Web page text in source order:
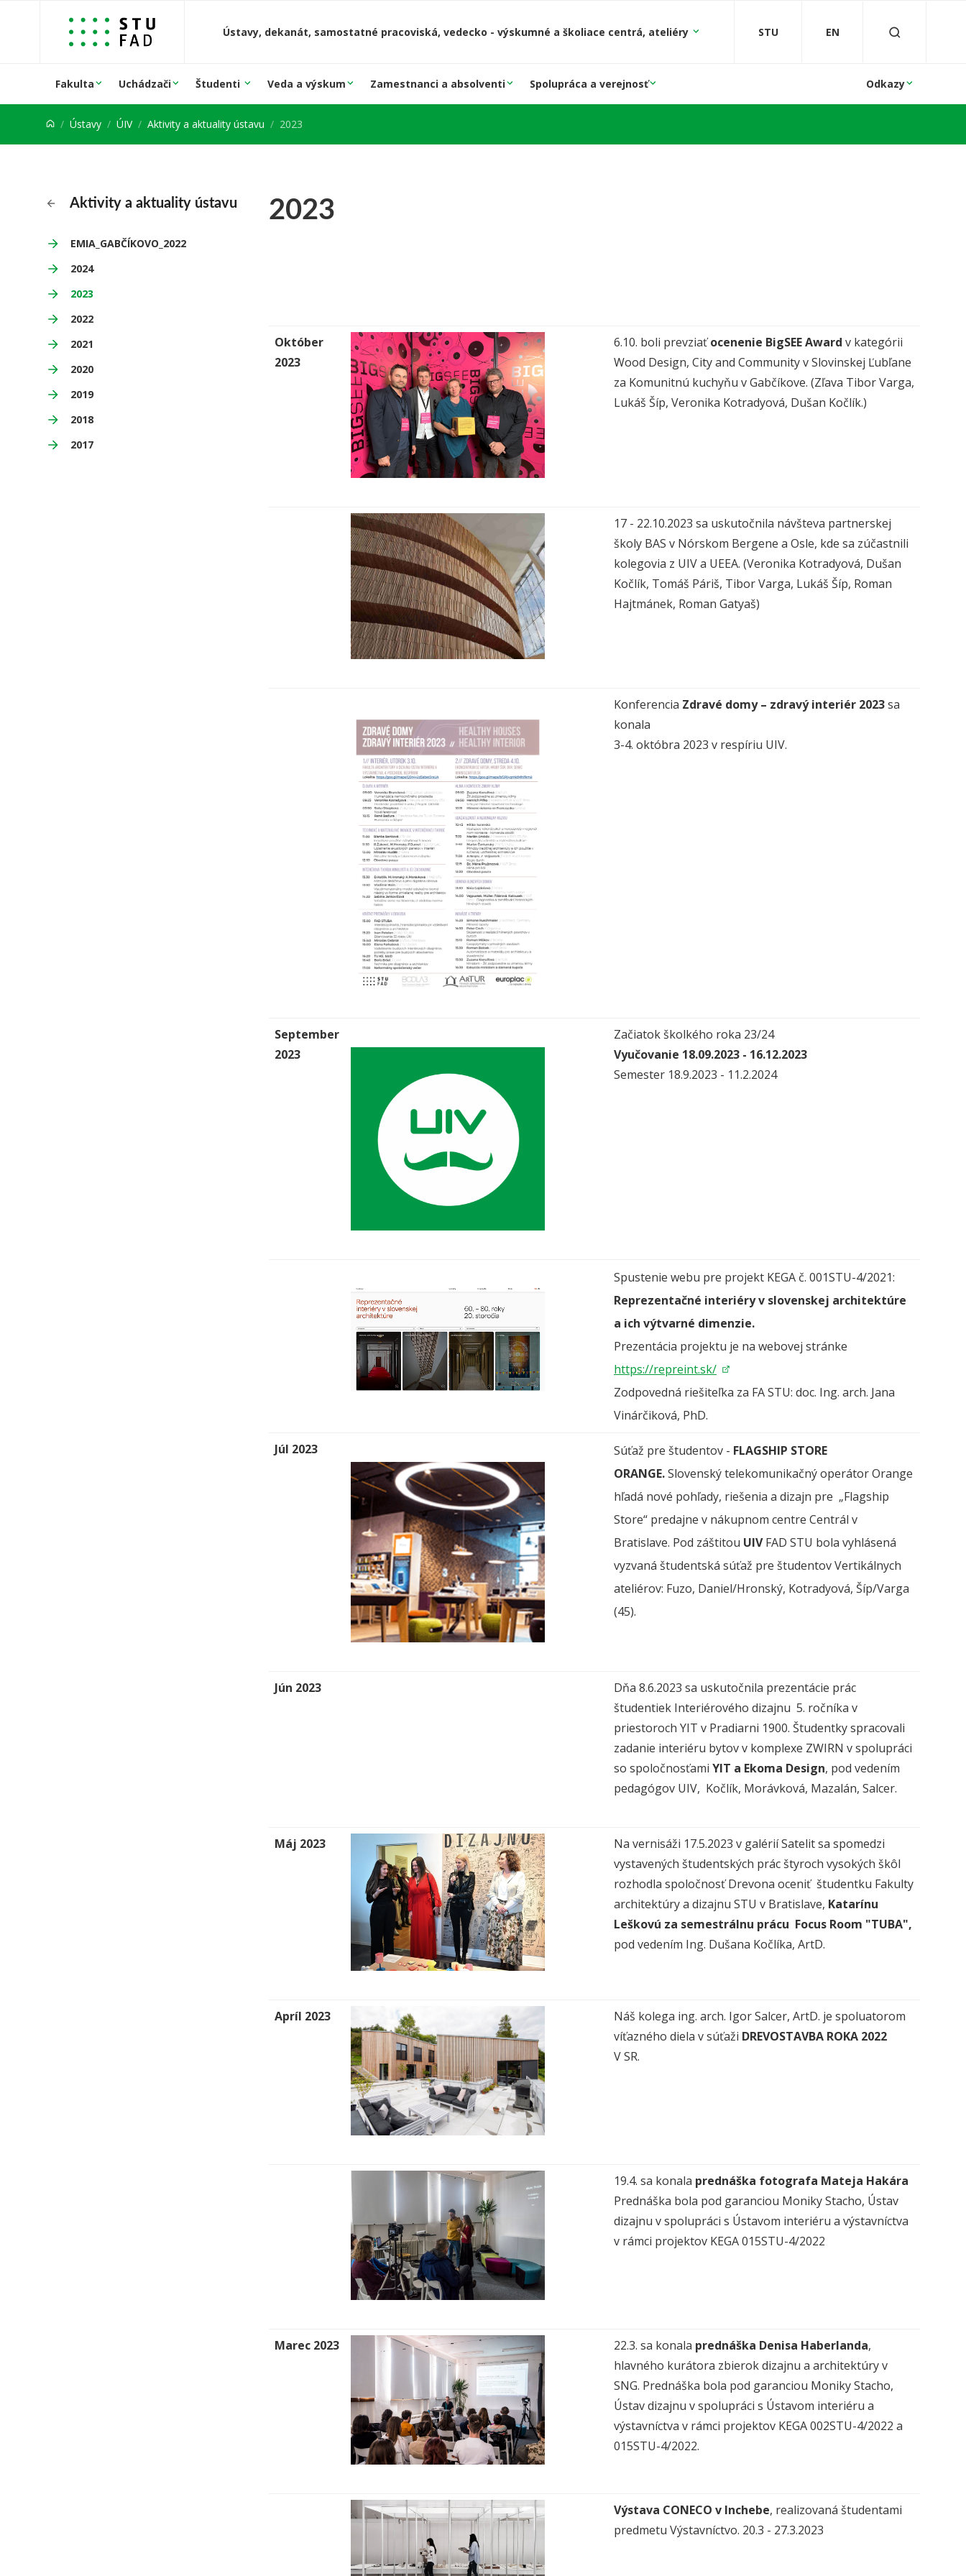
Prejsť na obsah
Ústavy, dekanát, samostatné pracoviská, vedecko - výskumné a školiace centrá, ateliéry STU EN
Fakulta Uchádzači Študenti Veda a výskum Zamestnanci a absolventi Spolupráca a verejnosť Odkazy
Ústavy ÚIV Aktivity a aktuality ústavu 2023
Aktivity a aktuality ústavu
EMIA_GABČÍKOVO_2022
2024
2023
2022
2021
2020
2019
2018
2017
2023
Október
2023
6.10. boli prevziaťocenenie BigSEE Award v kategórii
Wood Design, City and Community v Slovinskej Ľubľane
za Komunitnú kuchyňu v Gabčíkove. (Zľava Tibor Varga,
Lukáš Šíp, Veronika Kotradyová, Dušan Kočlík.)
17 - 22.10.2023 sa uskutočnila návšteva partnerskej
školy BAS v Nórskom Bergene a Osle, kde sa zúčastnili
kolegovia z UIV a UEEA. (Veronika Kotradyová, Dušan
Kočlík, Tomáš Páriš, Tibor Varga, Lukáš Šíp, Roman
Hajtmánek, Roman Gatyaš)
Konferencia Zdravé domy – zdravý interiér 2023sa
konala
3-4. októbra 2023 v respíriu UIV.
September
2023
Začiatok školkého roka 23/24
Vyučovanie 18.09.2023 - 16.12.2023
Semester 18.9.2023 - 11.2.2024
Spustenie webu pre projekt KEGA č. 001STU-4/2021:
Reprezentačné interiéry v slovenskej architektúre
a ich výtvarné dimenzie.
Prezentácia projektu je na webovej stránke
https://repreint.sk/
Zodpovedná riešiteľka za FA STU: doc. Ing. arch. Jana
Vinárčiková, PhD.
Júl 2023 Súťaž pre študentov - FLAGSHIP STORE
ORANGE.Slovenský telekomunikačný operátor Orange
hľadá nové pohľady, riešenia a dizajn pre „Flagship
Store“ predajne v nákupnom centre Centrál v
Bratislave. Pod záštitou UIVFAD STU bola vyhlásená
vyzvaná študentská súťaž pre študentov Vertikálnych
ateliérov: Fuzo, Daniel/Hronský, Kotradyová, Šíp/Varga
(45).
Jún 2023
Dňa 8.6.2023 sa uskutočnila prezentácie prác
študentiek Interiérového dizajnu 5. ročníka v
priestoroch YIT v Pradiarni 1900. Študentky spracovali
zadanie interiéru bytov v komplexe ZWIRN v spolupráci
so spoločnosťami YIT a Ekoma Design, pod vedením
pedagógov UIV, Kočlík, Morávková, Mazalán, Salcer.
Máj 2023
Na vernisáži 17.5.2023 v galérií Satelit sa spomedzi
vystavených študentských prác štyroch vysokých škôl
rozhodla spoločnosť Drevona oceniť študentku Fakulty
architektúry a dizajnu STU v Bratislave, Katarínu
Leškovú za semestrálnu prácu Focus Room "TUBA",
pod vedením Ing. Dušana Kočlíka, ArtD.
Apríl 2023
Náš kolega ing. arch. Igor Salcer, ArtD. je spoluatorom
víťazného diela v súťaži DREVOSTAVBA ROKA 2022
V SR.
19.4. sa konala prednáška fotografa Mateja Hakára
Prednáška bola pod garanciou Moniky Stacho, Ústav
dizajnu v spolupráci s Ústavom interiéru a výstavníctva
v rámci projektov KEGA 015STU-4/2022
Marec 2023 22.3. sa konala prednáška Denisa Haberlanda,
hlavného kurátora zbierok dizajnu a architektúry v
SNG. Prednáška bola pod garanciou Moniky Stacho,
Ústav dizajnu v spolupráci s Ústavom interiéru a
výstavníctva v rámci projektov KEGA 002STU-4/2022 a
015STU-4/2022.
Výstava CONECO v Inchebe, realizovaná študentami
predmetu Výstavníctvo. 20.3 - 27.3.2023